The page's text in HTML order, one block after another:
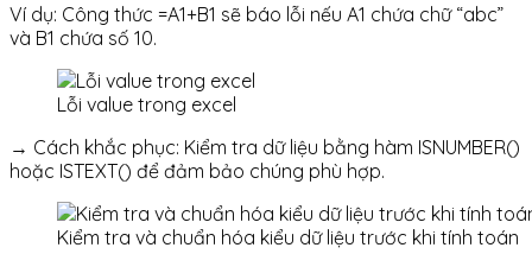
Ví dụ: Công thức =A1+B1 sẽ báo lỗi nếu A1 chứa chữ “abc”
và B1 chứa số 10.
Lỗi value trong excel
→ Cách khắc phục: Kiểm tra dữ liệu bằng hàm ISNUMBER()
hoặc ISTEXT() để đảm bảo chúng phù hợp.
Kiểm tra và chuẩn hóa kiểu dữ liệu trước khi tính toán